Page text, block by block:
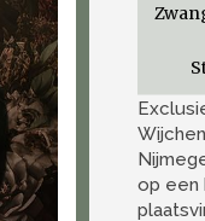
op een